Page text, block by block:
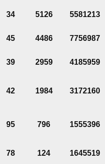
34 5126 5581213
45 4486 7756987
39 2959 4185959
42 1984 3172160
95 796 1555396
78 124 1645519